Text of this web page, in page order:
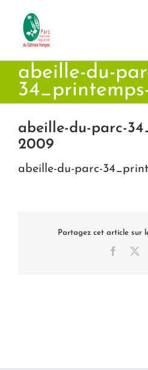
contenu
abeille-du-
abeille-du-parc-
2009
abeille-du-parc-
Partagez cet article sur